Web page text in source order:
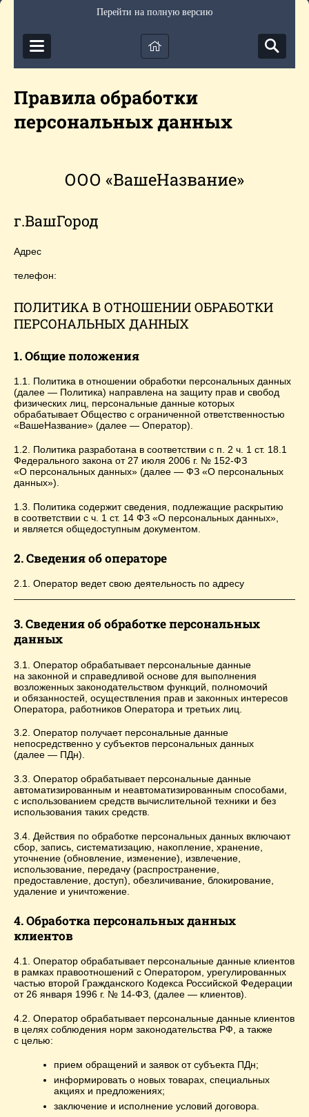
Перейти на полную версию
Правила обработки
персональных данных
ООО «ВашеНазвание»
г.ВашГород
Адрес
телефон:
ПОЛИТИКА В ОТНОШЕНИИ ОБРАБОТКИ
ПЕРСОНАЛЬНЫХ ДАННЫХ
1. Общие положения
1.1. Политика в отношении обработки персональных данных
(далее — Политика) направлена на защиту прав и свобод
физических лиц, персональные данные которых
обрабатывает Общество с ограниченной ответственностью
«ВашеНазвание» (далее — Оператор).
1.2. Политика разработана в соответствии с п. 2 ч. 1 ст. 18.1
Федерального закона от 27 июля 2006 г. № 152-ФЗ
«О персональных данных» (далее — ФЗ «О персональных
данных»).
1.3. Политика содержит сведения, подлежащие раскрытию
в соответствии с ч. 1 ст. 14 ФЗ «О персональных данных»,
и является общедоступным документом.
2. Сведения об операторе
2.1. Оператор ведет свою деятельность по адресу
3. Сведения об обработке персональных
данных
3.1. Оператор обрабатывает персональные данные
на законной и справедливой основе для выполнения
возложенных законодательством функций, полномочий
и обязанностей, осуществления прав и законных интересов
Оператора, работников Оператора и третьих лиц.
3.2. Оператор получает персональные данные
непосредственно у субъектов персональных данных
(далее — ПДн).
3.3. Оператор обрабатывает персональные данные
автоматизированным и неавтоматизированным способами,
с использованием средств вычислительной техники и без
использования таких средств.
3.4. Действия по обработке персональных данных включают
сбор, запись, систематизацию, накопление, хранение,
уточнение (обновление, изменение), извлечение,
использование, передачу (распространение,
предоставление, доступ), обезличивание, блокирование,
удаление и уничтожение.
4. Обработка персональных данных
клиентов
4.1. Оператор обрабатывает персональные данные клиентов
в рамках правоотношений с Оператором, урегулированных
частью второй Гражданского Кодекса Российской Федерации
от 26 января 1996 г. № 14-ФЗ, (далее — клиентов).
4.2. Оператор обрабатывает персональные данные клиентов
в целях соблюдения норм законодательства РФ, а также
с целью:
прием обращений и заявок от субъекта ПДн;
информировать о новых товарах, специальных
акциях и предложениях;
заключение и исполнение условий договора.